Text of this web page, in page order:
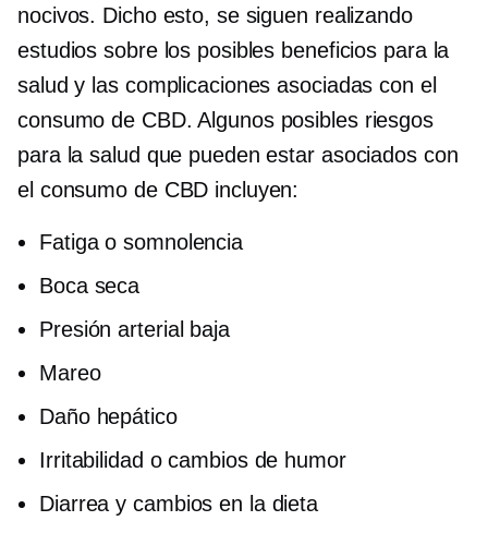
nocivos. Dicho esto, se siguen realizando
estudios sobre los posibles beneficios para la
salud y las complicaciones asociadas con el
consumo de CBD. Algunos posibles riesgos
para la salud que pueden estar asociados con
el consumo de CBD incluyen:
Fatiga o somnolencia
Boca seca
Presión arterial baja
Mareo
Daño hepático
Irritabilidad o cambios de humor
Diarrea y cambios en la dieta